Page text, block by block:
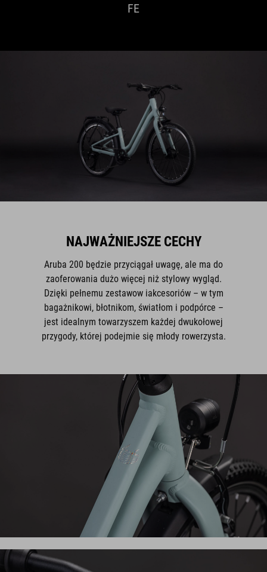
FE
NAJWAŻNIEJSZE CECHY
Aruba 200 będzie przyciągał uwagę, ale ma do
zaoferowania dużo więcej niż stylowy wygląd.
Dzięki pełnemu zestawow iakcesoriów – w tym
bagażnikowi, błotnikom, światłom i podpórce –
jest idealnym towarzyszem każdej dwukołowej
przygody, której podejmie się młody rowerzysta.